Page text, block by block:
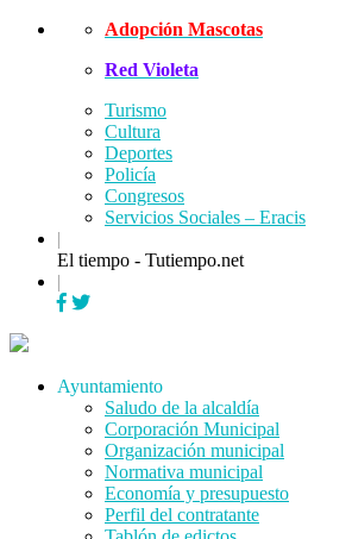
Skip
Adopción Mascotas
Red Violeta
Turismo
Cultura
Deportes
Policía
Congresos
Servicios Sociales – Eracis
|
El tiempo - Tutiempo.net
|
Menu
Ayuntamiento
Saludo de la alcaldía
Corporación Municipal
Organización municipal
Normativa municipal
Economía y presupuesto
Perfil del contratante